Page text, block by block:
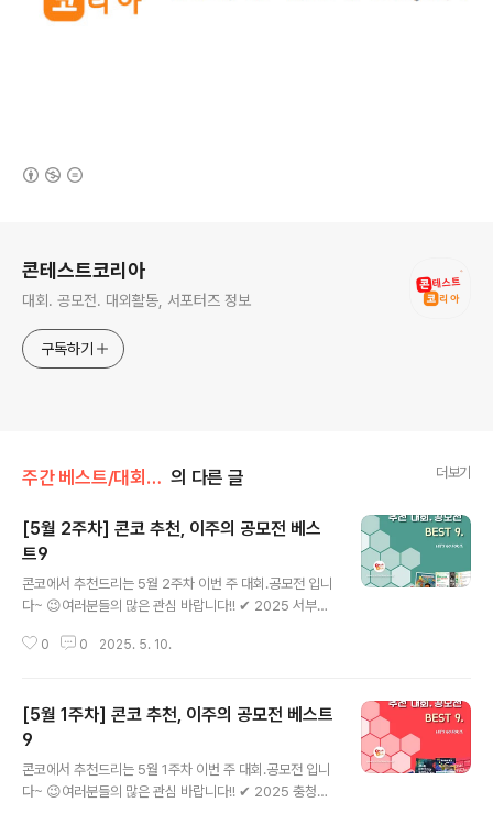
콘테스트코리아
대회. 공모전. 대외활동, 서포터즈 정보
구독하기
주간 베스트/대회 • 공모전 의 다른 글 더보기
[5월 2주차] 콘코 추천, 이주의 공모전 베스
트9
콘코에서 추천드리는 5월 2주차 이번 주 대회.공모전 입니
다~ 😉여러분들의 많은 관심 바랍니다!! ✔ 2025 서부내
NN Arts 주니어 성악 콩쿠르✔ [밀리의서재] 이달의 밀크
리안느·마가렛 청소년 희망더하기 공모전✔ 숏폼 영상 공
모전 나만의 씨큐리움 다이어리✔ 2025년 푸른 하늘 어린
이 웅변대회✔ 메이저맵 대학생 학과소개 공모전✔ 제5회
우리 동네 1.5도 낮추기 공모전 * 자세한 내용은 뉴스카드
를 클릭하시면 확인하실 수 있습니다. 자세한 내용은 콘테
0 0 2025. 5. 10.
[5월 1주차] 콘코 추천, 이주의 공모전 베스트
9
콘코에서 추천드리는 5월 1주차 이번 주 대회.공모전 입니
다~ 😉여러분들의 많은 관심 바랍니다!! ✔ 2025 충청북